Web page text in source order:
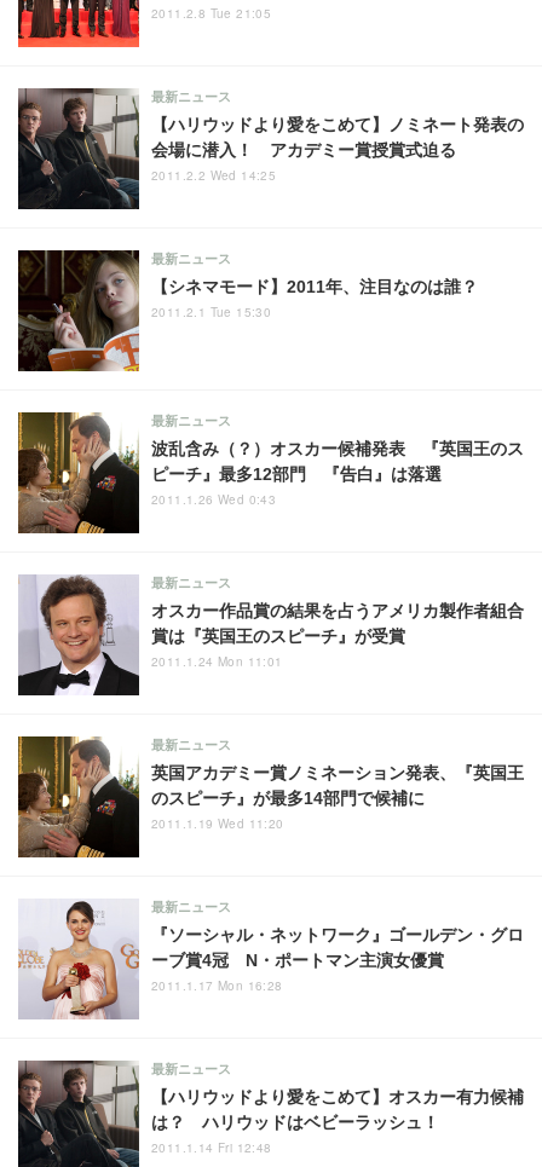
2011.2.8 Tue 21:05
【ハリウッドより愛をこめて】ノミネート発表の
会場に潜入！ アカデミー賞授賞式迫る
最新ニュース
2011.2.2 Wed 14:25
【シネマモード】2011年、注目なのは誰？
最新ニュース
2011.2.1 Tue 15:30
波乱含み（？）オスカー候補発表 『英国王のス
ピーチ』最多12部門 『告白』は落選
最新ニュース
2011.1.26 Wed 0:43
オスカー作品賞の結果を占うアメリカ製作者組合
賞は『英国王のスピーチ』が受賞
最新ニュース
2011.1.24 Mon 11:01
英国アカデミー賞ノミネーション発表、『英国王
のスピーチ』が最多14部門で候補に
最新ニュース
2011.1.19 Wed 11:20
『ソーシャル・ネットワーク』ゴールデン・グロ
ーブ賞4冠 N・ポートマン主演女優賞
最新ニュース
2011.1.17 Mon 16:28
【ハリウッドより愛をこめて】オスカー有力候補
は？ ハリウッドはベビーラッシュ！
最新ニュース
2011.1.14 Fri 12:48